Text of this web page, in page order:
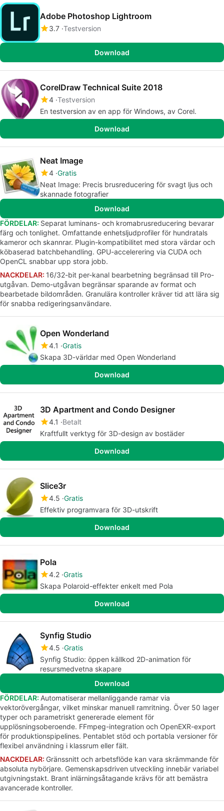
Adobe Photoshop Lightroom
3.7 Testversion
Download
CorelDraw Technical Suite 2018
4 Testversion
En testversion av en app för Windows, av Corel.
Download
Neat Image
4 Gratis
Neat Image: Precis brusreducering för svagt ljus och
skannade fotografier
Download
FÖRDELAR: Separat luminans- och kromabrusreducering bevarar
färg och tonlighet. Omfattande enhetsljudprofiler för hundratals
kameror och skannrar. Plugin-kompatibilitet med stora värdar och
köbaserad batchbehandling. GPU-accelerering via CUDA och
OpenCL snabbar upp stora jobb.
NACKDELAR: 16/32-bit per-kanal bearbetning begränsad till Pro-
utgåvan. Demo-utgåvan begränsar sparande av format och
bearbetade bildområden. Granulära kontroller kräver tid att lära sig
för snabba redigeringsanvändare.
Open Wonderland
4.1 Gratis
Skapa 3D-världar med Open Wonderland
Download
3D Apartment and Condo Designer
4.1
Betalt
Kraftfullt verktyg för 3D-design av bostäder
Download
Slice3r
4.5 Gratis
Effektiv programvara för 3D-utskrift
Download
Pola
4.2 Gratis
Skapa Polaroid-effekter enkelt med Pola
Download
Synfig Studio
4.5 Gratis
Synfig Studio: öppen källkod 2D-animation för
resursmedvetna skapare
Download
FÖRDELAR: Automatiserar mellanliggande ramar via
vektorövergångar, vilket minskar manuell ramritning. Över 50 lager
typer och parametriskt genererade element för
upplösningsoberoende. FFmpeg-integration och OpenEXR-export
för produktionspipelines. Pentablet stöd och portabla versioner för
flexibel användning i klassrum eller fält.
NACKDELAR: Gränssnitt och arbetsflöde kan vara skrämmande för
absoluta nybörjare. Gemenskapsdriven utveckling innebär variabel
utgivningstakt. Brant inlärningsåtagande krävs för att bemästra
avancerade kontroller.